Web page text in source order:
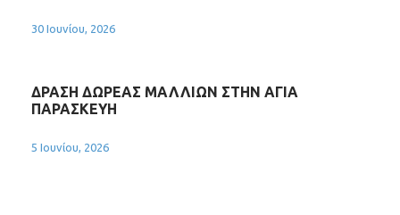
30 Ιουνίου, 2026
ΔΡΑΣΗ ΔΩΡΕΑΣ ΜΑΛΛΙΩΝ ΣΤΗΝ ΑΓΙΑ
ΠΑΡΑΣΚΕΥΗ
5 Ιουνίου, 2026